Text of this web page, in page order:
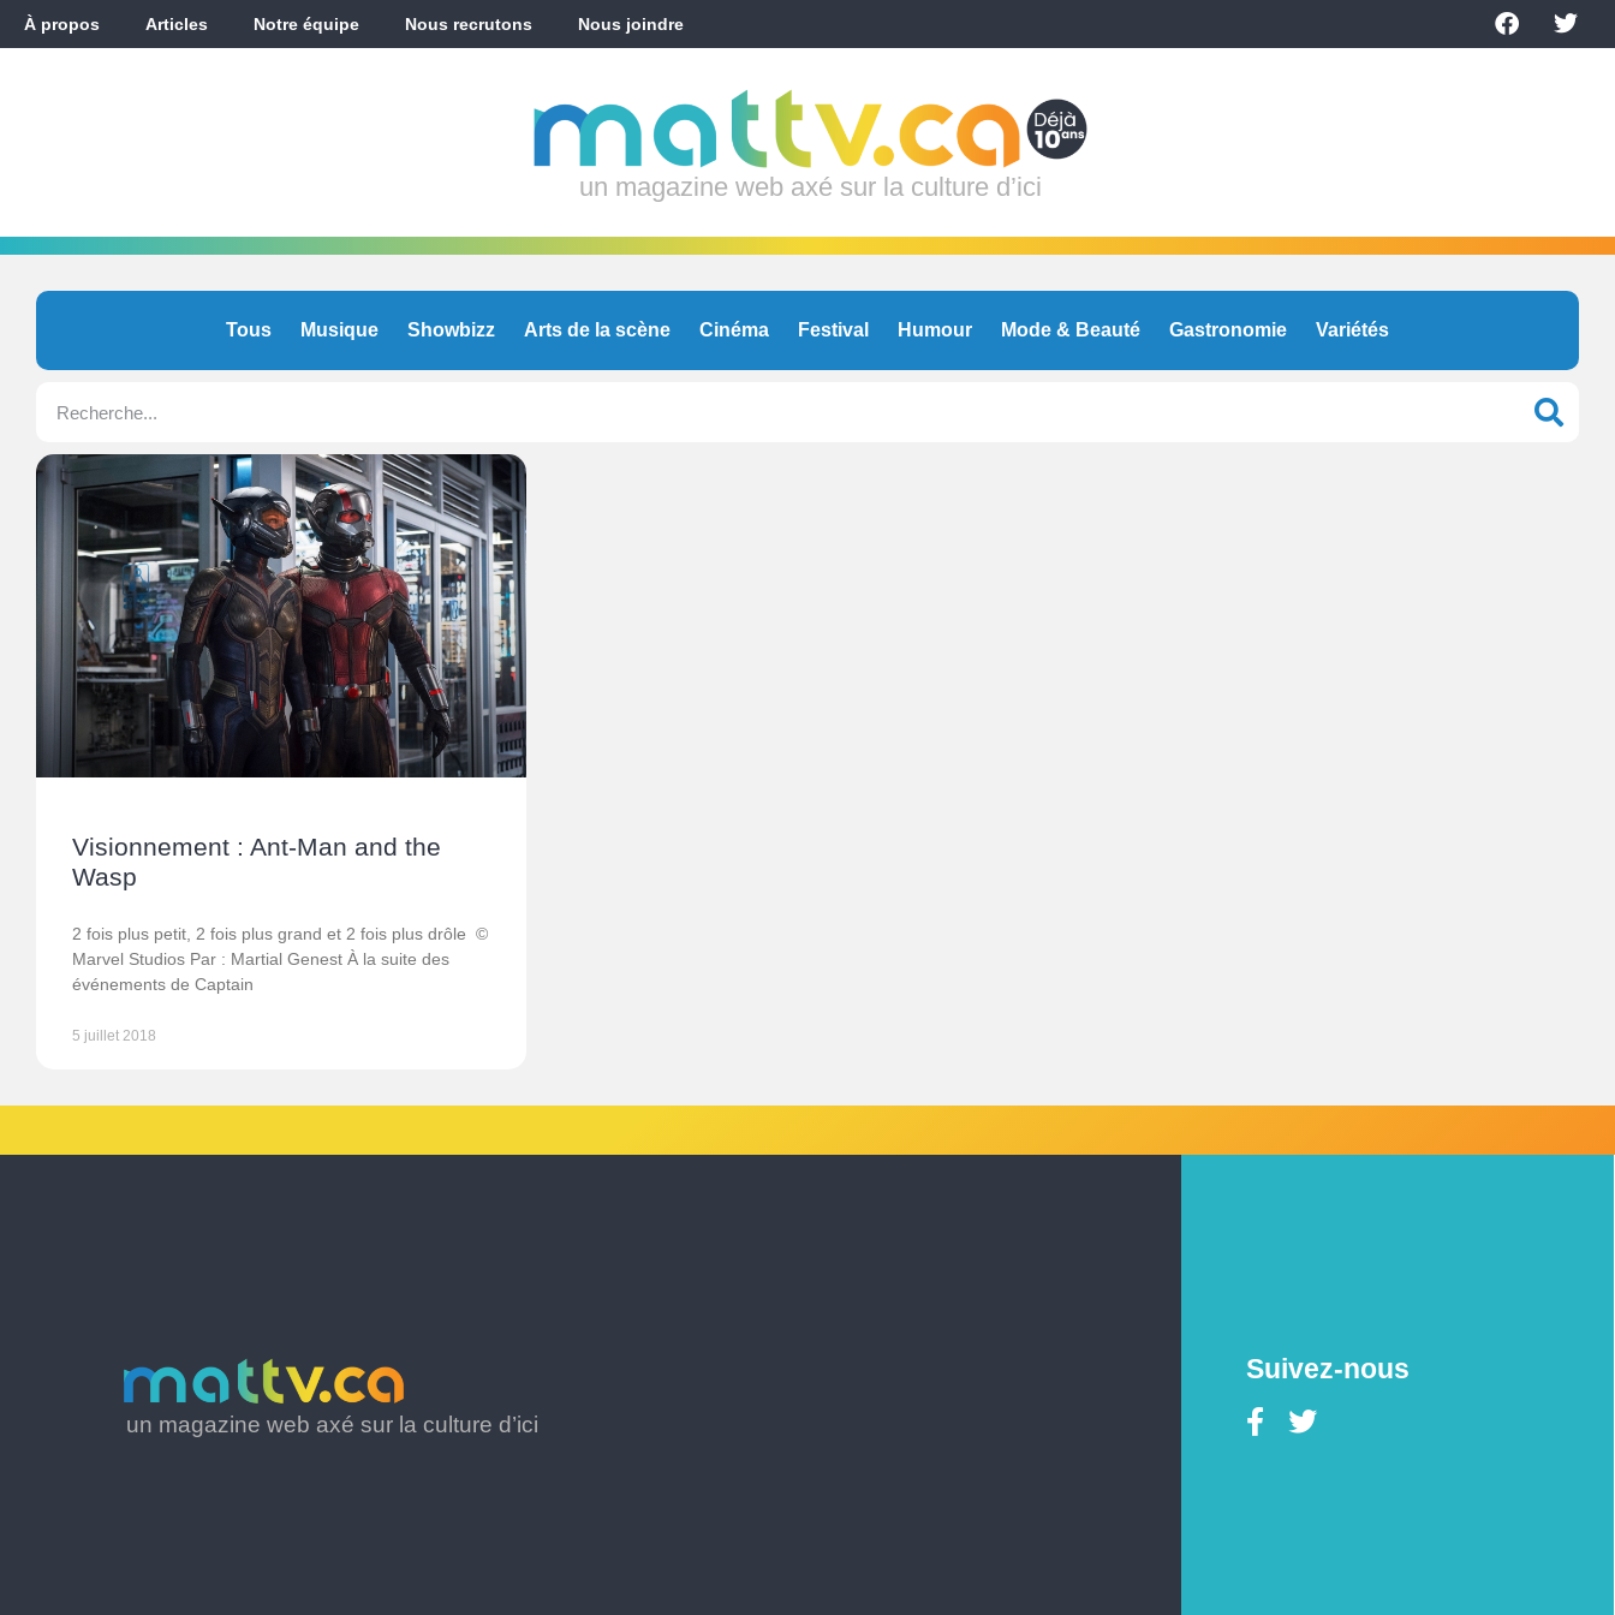
À propos Articles Notre équipe Nous recrutons Nous joindre
un magazine web axé sur la culture d’ici
Tous Musique Showbizz Arts de la scène Cinéma Festival Humour Mode & Beauté Gastronomie Variétés
Visionnement : Ant-Man and the
Wasp
2 fois plus petit, 2 fois plus grand et 2 fois plus drôle ©
Marvel Studios Par : Martial Genest À la suite des
événements de Captain
5 juillet 2018
un magazine web axé sur la culture d’ici
Suivez-nous